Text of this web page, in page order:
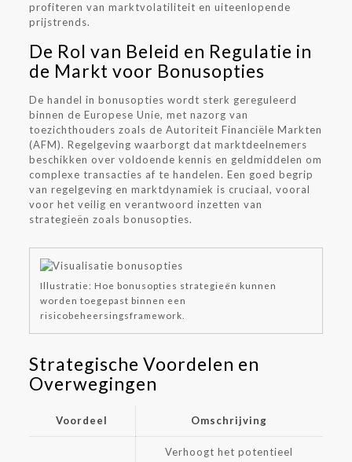
profiteren van marktvolatiliteit en uiteenlopende
prijstrends.
De Rol van Beleid en Regulatie in
de Markt voor Bonusopties
De handel in bonusopties wordt sterk gereguleerd
binnen de Europese Unie, met nazorg van
toezichthouders zoals de Autoriteit Financiële Markten
(AFM). Regelgeving waarborgt dat marktdeelnemers
beschikken over voldoende kennis en geldmiddelen om
complexe transacties af te handelen. Een goed begrip
van regelgeving en marktdynamiek is cruciaal, vooral
voor het veilig en verantwoord inzetten van
strategieën zoals bonusopties.
Illustratie: Hoe bonusopties strategieën kunnen
worden toegepast binnen een
risicobeheersingsframework.
Strategische Voordelen en
Overwegingen
Voordeel Omschrijving
Verhoogt het potentieel